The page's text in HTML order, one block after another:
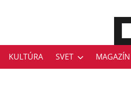
KULTÚRA SVET MAGAZÍN